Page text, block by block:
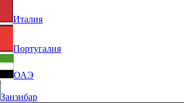
Италия
Португалия
ОАЭ
Занзибар